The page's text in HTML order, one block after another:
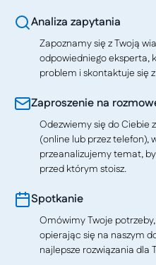
Analiza zapytania
Zapoznamy się z Twoją
odpowiedniego eksperta,
problem i skontaktuje się
Zaproszenie na
Odezwiemy się do Ciebie
(online lub przez telefon),
przeanalizujemy temat,
przed którym stoisz.
Spotkanie
Omówimy Twoje
opierając się na naszym
najlepsze rozwiązania dla